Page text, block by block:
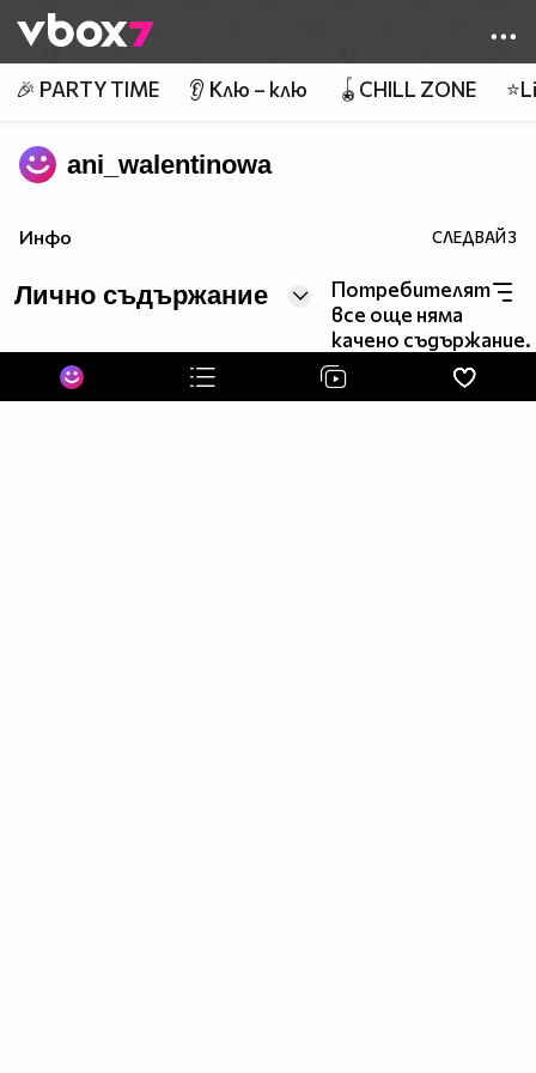
👾
🎉 PARTY TIME 👂 Клю – клю 🪀CHILL ZONE
ani_walentinowa
Инфо СЛЕДВАЙ3
Лично съдържание
Потребителят
все още няма
качено съдържание.